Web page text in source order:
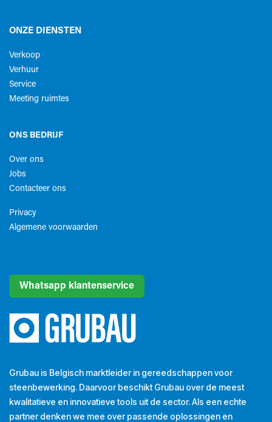
ONZE DIENSTEN
Verkoop
Verhuur
Service
Meeting ruimtes
ONS BEDRIJF
Over ons
Jobs
Contacteer ons
Privacy
Algemene voorwaarden​
Whatsapp klantenservice
Grubau is Belgisch marktleider in gereedschappen voor
steenbewerking. Daarvoor beschikt Grubau over de meest
kwalitatieve en innovatieve tools uit de sector. Als een echte
partner denken we mee over passende oplossingen en